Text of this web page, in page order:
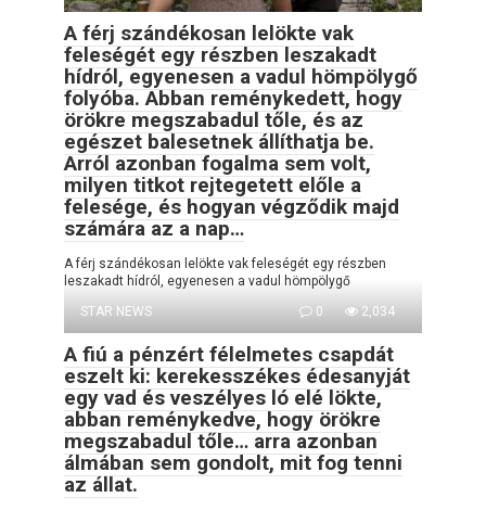
A férj szándékosan lelökte vak
feleségét egy részben leszakadt
hídról, egyenesen a vadul hömpölygő
folyóba. Abban reménykedett, hogy
örökre megszabadul tőle, és az
egészet balesetnek állíthatja be.
Arról azonban fogalma sem volt,
milyen titkot rejtegetett előle a
felesége, és hogyan végződik majd
számára az a nap…
A férj szándékosan lelökte vak feleségét egy részben
leszakadt hídról, egyenesen a vadul hömpölygő
STAR NEWS
0 2,034
A fiú a pénzért félelmetes csapdát
eszelt ki: kerekesszékes édesanyját
egy vad és veszélyes ló elé lökte,
abban reménykedve, hogy örökre
megszabadul tőle… arra azonban
álmában sem gondolt, mit fog tenni
az állat.